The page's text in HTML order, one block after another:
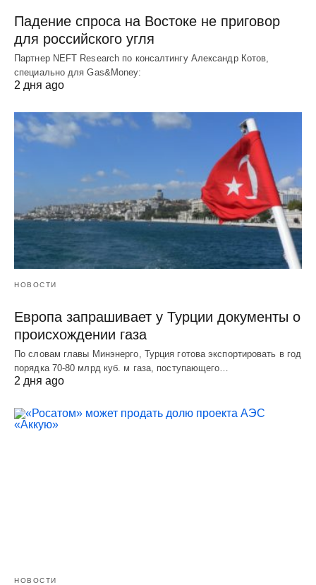
Падение спроса на Востоке не приговор
для российского угля
Партнер NEFT Research по консалтингу Александр Котов,
специально для Gas&Money:
2 дня ago
НОВОСТИ
Европа запрашивает у Турции документы о
происхождении газа
По словам главы Минэнерго, Турция готова экспортировать в год
порядка 70-80 млрд куб. м газа, поступающего…
2 дня ago
НОВОСТИ